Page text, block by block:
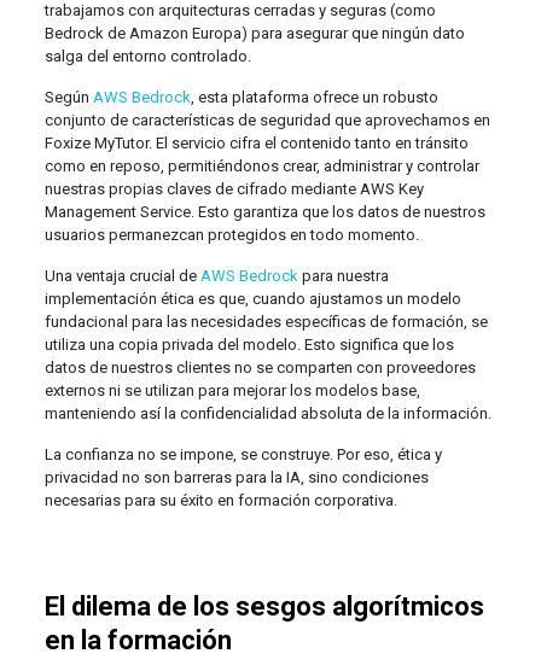
trabajamos con arquitecturas cerradas y seguras (como
Bedrock de Amazon Europa) para asegurar que ningún dato
salga del entorno controlado.
Según AWS Bedrock, esta plataforma ofrece un robusto
conjunto de características de seguridad que aprovechamos en
Foxize MyTutor. El servicio cifra el contenido tanto en tránsito
como en reposo, permitiéndonos crear, administrar y controlar
nuestras propias claves de cifrado mediante AWS Key
Management Service. Esto garantiza que los datos de nuestros
usuarios permanezcan protegidos en todo momento.
Una ventaja crucial de AWS Bedrockpara nuestra
implementación ética es que, cuando ajustamos un modelo
fundacional para las necesidades específicas de formación, se
utiliza una copia privada del modelo. Esto significa que los
datos de nuestros clientes no se comparten con proveedores
externos ni se utilizan para mejorar los modelos base,
manteniendo así la confidencialidad absoluta de la información.
La confianza no se impone, se construye. Por eso, ética y
privacidad no son barreras para la IA, sino condiciones
necesarias para su éxito en formación corporativa.
El dilema de los sesgos algorítmicos
en la formación